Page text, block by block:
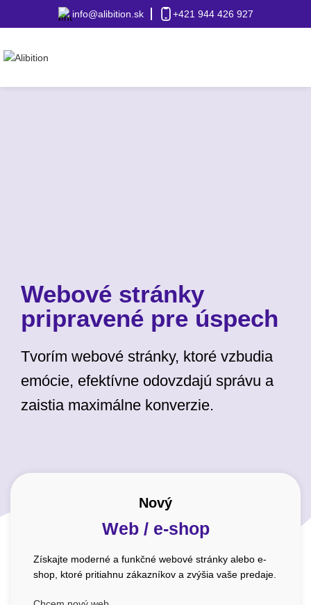
info@alibition.sk +421 944 426 927
Webové stránky
pripravené pre úspech
Tvorím webové stránky, ktoré vzbudia
emócie, efektívne odovzdajú správu a
zaistia maximálne konverzie.
Nový
Web / e-shop
Získajte moderné a funkčné webové stránky alebo e-
shop, ktoré pritiahnu zákazníkov a zvýšia vaše predaje.